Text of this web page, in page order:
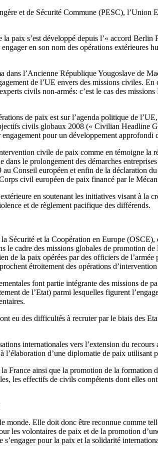
et de Sécurité Commune (PESC), l’Union
paix s’est développé depuis l’« accord
en son nom des opérations extérieures
l’Ancienne République Yougoslave de
de l’UE envers des missions civiles.
civils non-armés: c’est le cas des
de paix est sur l’agenda politique de
civils globaux 2008 (« Civilian Headline
pour un développement approfondi
civile de paix comme en témoigne
le prolongement des démarches
Conseil européen et enfin de la déclaration
civil européen de paix financé par le
en soutenant les initiatives visant à la
et de règlement pacifique des différends.
Sécurité et la Coopération en Europe
le cadre des missions globales de promotion
de la paix opérées par des officiers de
étroitement des opérations
font partie intégrante des missions
de l’Etat) parmi lesquelles figurent
eu des difficultés à recruter par le biais des
internationales vers l’extension du
l’élaboration d’une diplomatie de paix utilisant
France ainsi que la promotion de la
les effectifs de civils compétents dont elles
monde. Elle doit donc être reconnue comme
les volontaires de paix et de la promotion
pour la paix et la solidarité